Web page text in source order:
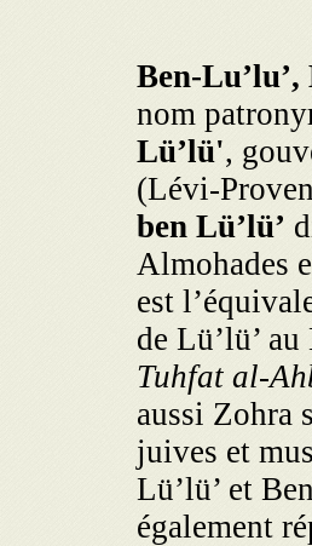
Ben-
nom
Lü’lü',
(Lévi-
ben Lü’lü’
Almohades
est
de Lü’lü’
Tuhfat al-
aussi Zohra
juives et
Lü’lü’ et
également